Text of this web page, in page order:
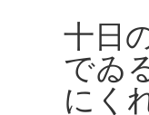
十日
でゐ
にく